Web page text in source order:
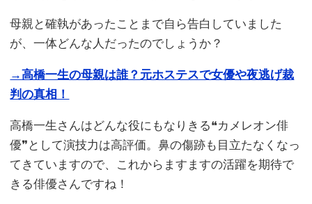
母親と確執があったことまで自ら告白していました
が、一体どんな人だったのでしょうか？
→高橋一生の母親は誰？元ホステスで女優や夜逃げ裁
判の真相！
高橋一生さんはどんな役にもなりきる❝カメレオン俳
優❞として演技力は高評価。鼻の傷跡も目立たなくなっ
てきていますので、これからますますの活躍を期待で
きる俳優さんですね！